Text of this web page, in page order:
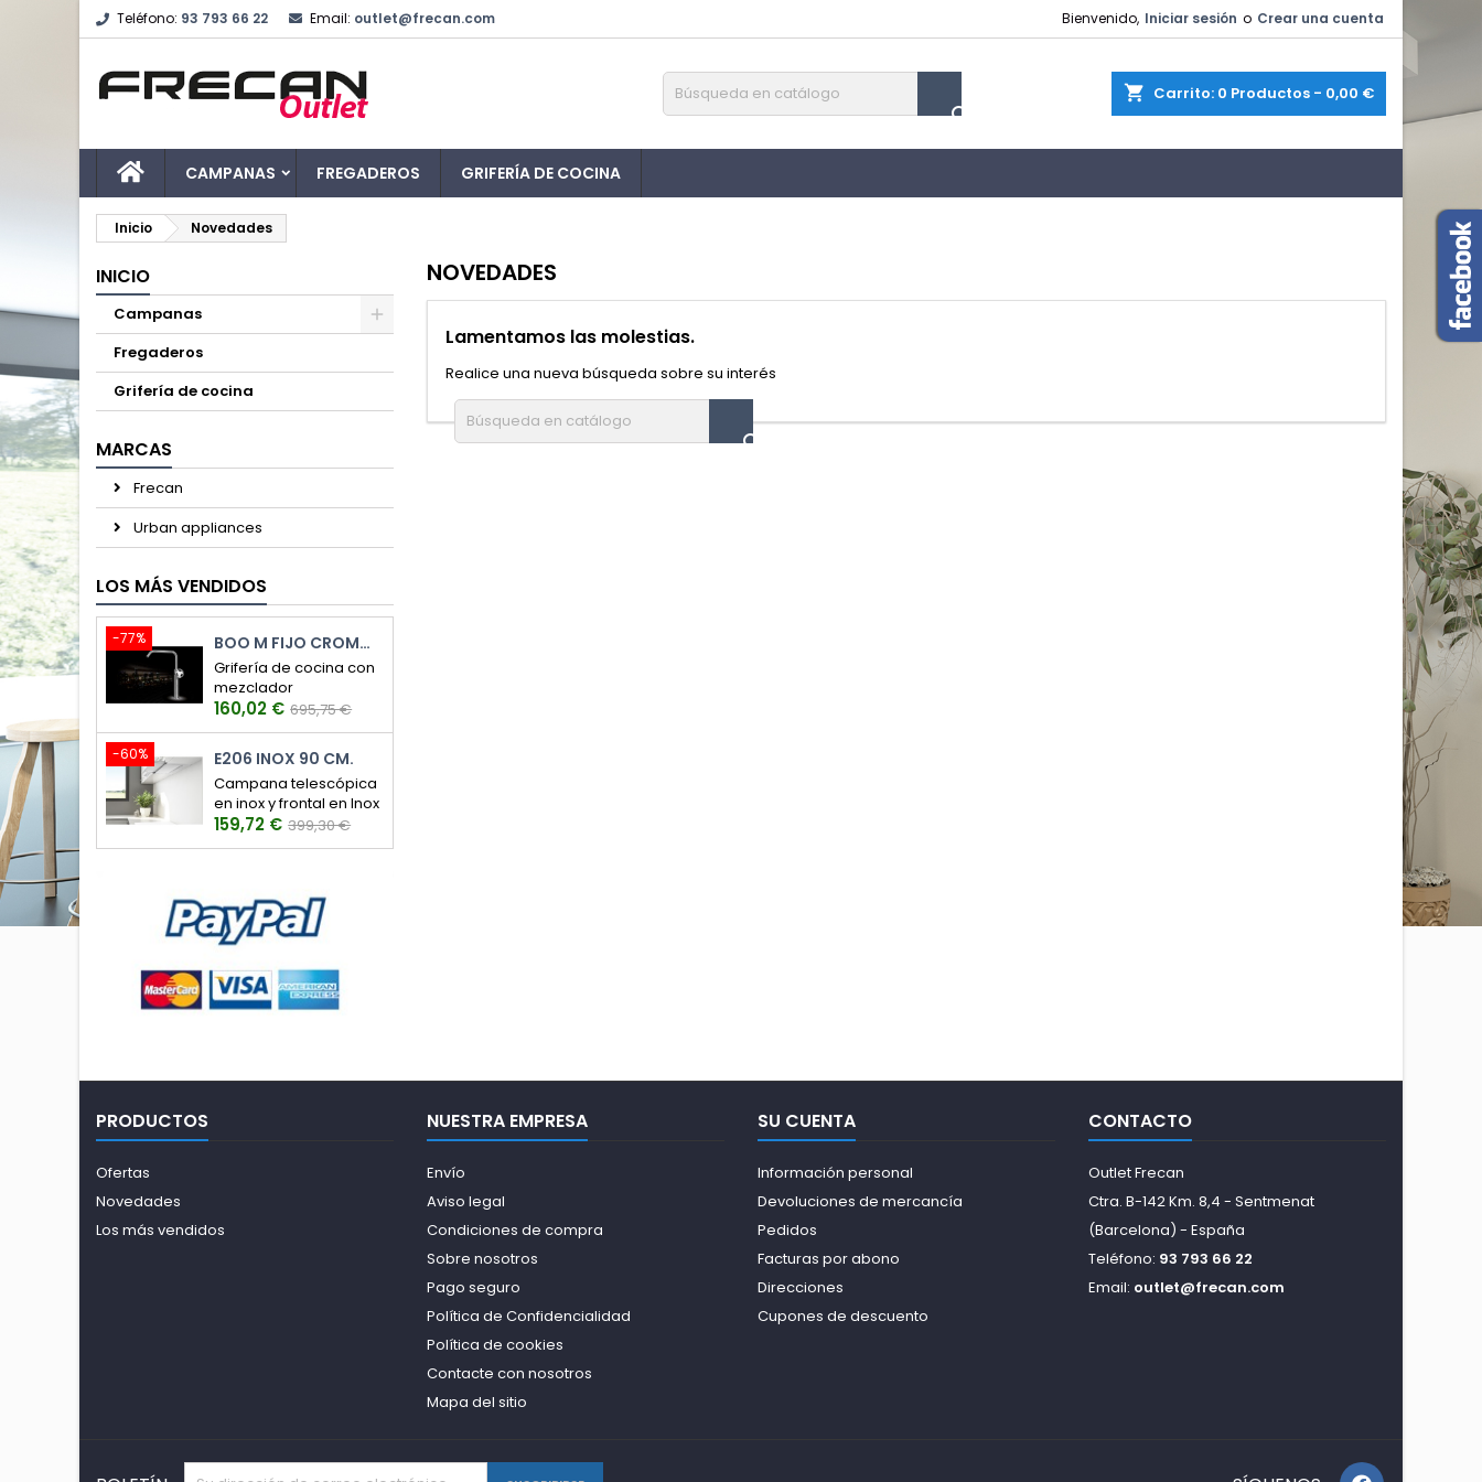
Teléfono: 93 793 66 22 Email: outlet@frecan.com Bienvenido, Iniciar sesión o Crear una cuenta
shopping_cart Carrito: 0 Productos - 0,00 €

CAMPANAS FREGADEROS GRIFERÍA DE COCINA
Inicio Novedades
INICIO
Campanas
Fregaderos
Grifería de cocina
MARCAS
Frecan
Urban appliances
LOS MÁS VENDIDOS
-77% BOO M FIJO CROMO BRILLO
Grifería de cocina con
mezclador
monomando y con
caño giratorio
Precio
160,02 € Precio
base
695,75 €
-60% E206 INOX 90 CM.
Campana telescópica
en inox y frontal en Inox
Precio
159,72 € Precio
base
399,30 €
NOVEDADES
Lamentamos las molestias.
Realice una nueva búsqueda sobre su interés

PRODUCTOS
Ofertas
Novedades
Los más vendidos
NUESTRA EMPRESA
Envío
Aviso legal
Condiciones de compra
Sobre nosotros
Pago seguro
Política de Confidencialidad
Política de cookies
Contacte con nosotros
Mapa del sitio
SU CUENTA
Información personal
Devoluciones de mercancía
Pedidos
Facturas por abono
Direcciones
Cupones de descuento
CONTACTO
Outlet Frecan
Ctra. B-142 Km. 8,4 - Sentmenat
(Barcelona) - España
Teléfono: 93 793 66 22
Email: outlet@frecan.com